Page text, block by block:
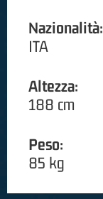
Nazionalità:
ITA
Altezza:
188 cm
Peso:
85 kg